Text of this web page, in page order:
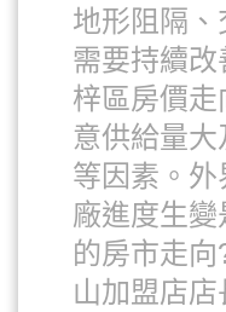
地形阻隔、
需要持續
梓區房價
意供給量
等因素。
廠進度生
的房市走
山加盟店